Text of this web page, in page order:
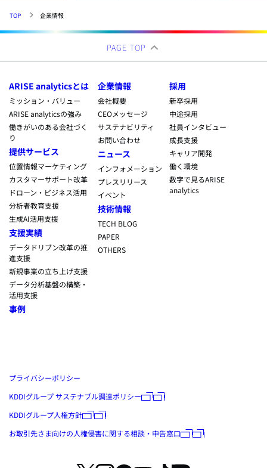
TOP 企業情報
PAGE TOP
プライバシーポリシー
KDDIグループ サステナブル調達ポリシー
KDDIグループ人権方針
お取引先さま向けの人権侵害に関する相談・申告窓口
ARISE analyticsとは
ミッション・バリュー
ARISE analyticsの強み
働きがいのある会社づく
り
提供サービス
位置情報マーケティング
カスタマーサポート改革
ドローン・ビジネス活用
分析者教育支援
生成AI活用支援
支援実績
データドリブン改革の推
進支援
新規事業の立ち上げ支援
データ分析基盤の構築・
活用支援
事例
企業情報
会社概要
CEOメッセージ
サステナビリティ
お問い合わせ
ニュース
インフォメーション
プレスリリース
イベント
技術情報
TECH BLOG
PAPER
OTHERS
採用
新卒採用
中途採用
社員インタビュー
成長支援
キャリア開発
働く環境
数字で見るARISE
analytics